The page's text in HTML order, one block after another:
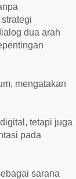
dua arah
mengatakan
tetapi juga
pada
sarana